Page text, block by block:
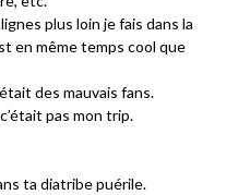
plus loin je fais dans la
en même temps cool que
des mauvais fans.
pas mon trip.
ta diatribe puérile.